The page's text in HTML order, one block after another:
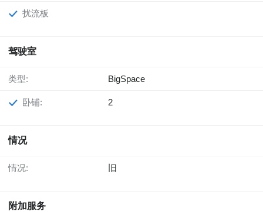
扰流板
驾驶室
类型: BigSpace
卧铺: 2
情况
情况: 旧
附加服务